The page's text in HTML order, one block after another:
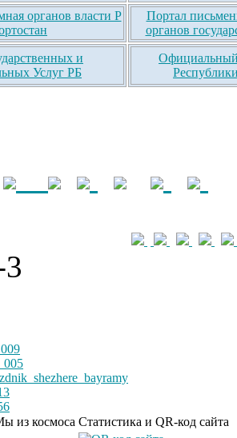
органов власти Р
Портал
органов
и
Услуг РБ
Официальный
из космоса Статистика и QR-код сайта